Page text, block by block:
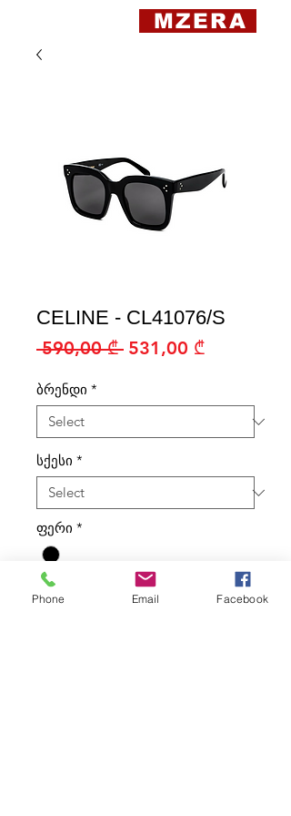
MZERA
CELINE - CL41076/S
590,00 ₾ Regular
531,00 ₾Sale
ბრენდი *
სქესი *
ფერი *
ტიპი
Phone Email Facebook